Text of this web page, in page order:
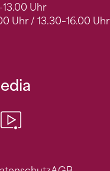
Uhr
Uhr / 13.30–16.00 Uhr
LinkedIn